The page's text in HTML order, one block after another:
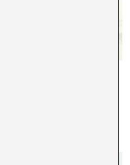
Racco en La Capella
de la artista Giuliana Racco
libro de Laura Esquivel Como
en su inolvidable receta…